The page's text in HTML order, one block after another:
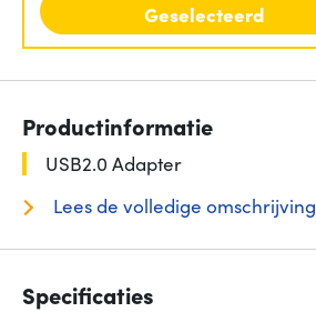
Geselecteerd
Productinformatie
USB2.0 Adapter
Lees de volledige omschrijving
Specificaties